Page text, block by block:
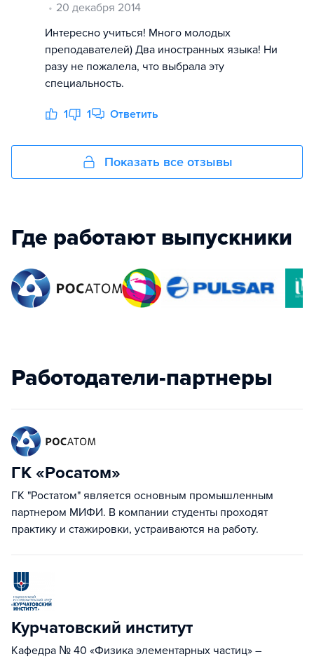
20 декабря 2014
Интересно учиться! Много молодых
преподавателей) Два иностранных языка! Ни
разу не пожалела, что выбрала эту
специальность.
1 1 Ответить
Показать все отзывы
Где работают выпускники
Работодатели-партнеры
ГК «Росатом»
ГК "Ростатом" является основным промышленным
партнером МИФИ. В компании студенты проходят
практику и стажировки, устраиваются на работу.
Курчатовский институт
Кафедра № 40 «Физика элементарных частиц» –